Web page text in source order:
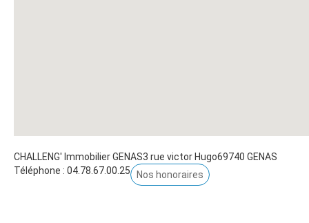
CHALLENG' Immobilier GENAS3 rue victor Hugo69740 GENAS
Téléphone : 04.78.67.00.25 Nos honoraires